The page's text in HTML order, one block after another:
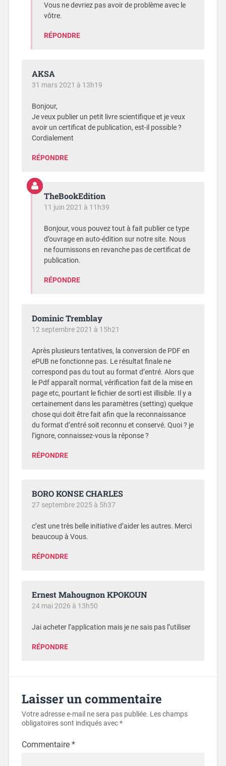
Vous ne devriez pas avoir de problème avec le
vôtre.
RÉPONDRE
AKSA
31 mars 2021 à 13h19
Bonjour,
Je veux publier un petit livre scientifique et je veux
avoir un certificat de publication, est-il possible ?
Cordialement
RÉPONDRE
TheBookEdition
11 juin 2021 à 11h39
Bonjour, vous pouvez tout à fait publier ce type
d’ouvrage en auto-édition sur notre site. Nous
ne fournissons en revanche pas de certificat de
publication.
RÉPONDRE
Dominic Tremblay
12 septembre 2021 à 15h21
Après plusieurs tentatives, la conversion de PDF en
ePUB ne fonctionne pas. Le résultat finale ne
correspond pas du tout au format d’entré. Alors que
le Pdf apparaît normal, vérification fait de la mise en
page etc, pourtant le fichier de sorti est illisible. Il y a
certainement dans les paramètres (setting) quelque
chose qui doit être fait afin que la reconnaissance
du format d’entré soit reconnu et conservé. Quoi ? je
l’ignore, connaissez-vous la réponse ?
RÉPONDRE
BORO KONSE CHARLES
27 septembre 2025 à 5h37
c’est une très belle initiative d’aider les autres. Merci
beaucoup à Vous.
RÉPONDRE
Ernest Mahougnon KPOKOUN
24 mai 2026 à 13h50
Jai acheter l’application mais je ne sais pas l’utiliser
RÉPONDRE
Laisser un commentaire
Votre adresse e-mail ne sera pas publiée. Les champs
obligatoires sont indiqués avec*
Commentaire *